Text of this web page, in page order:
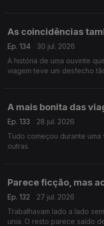
As coincidências
Ep. 134
30 jul. 2026
A história de uma ouvinte
viagem teve um desfecho
A mais bonita das
Ep. 133
28 jul. 2026
Tudo começou durante
outras.
Parece ficção, mas
Ep. 132
27 jul. 2026
Trabalhavam lado a lado
unia. O resto parece saído